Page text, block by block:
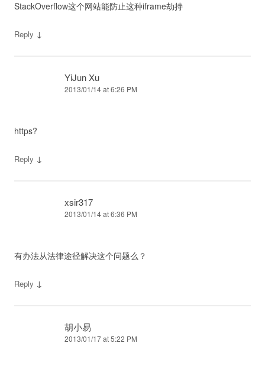
StackOverflow这个网站能防止这种iframe劫持
Reply ↓
YiJun Xu
2013/01/14 at 6:26 PM
https?
Reply ↓
xsir317
2013/01/14 at 6:36 PM
有办法从法律途径解决这个问题么？
Reply ↓
胡小易
2013/01/17 at 5:22 PM